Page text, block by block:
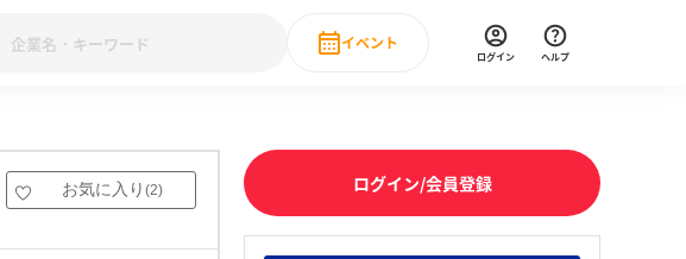
企業特集 28卒 IT・DX現場社員インタビュー
イベント
直近のイベント一覧
ログイン ヘルプ
お気に入り (2) ログイン/会員登録